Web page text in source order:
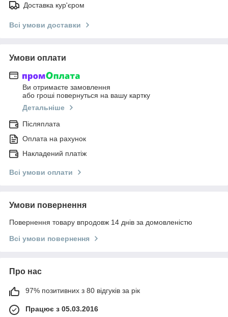
Доставка кур'єром
Всі умови доставки
Умови оплати
Ви отримаєте замовлення
або гроші повернуться на вашу картку
Детальніше
Післяплата
Оплата на рахунок
Накладений платіж
Всі умови оплати
Умови повернення
Повернення товару впродовж 14 днів за домовленістю
Всі умови повернення
Про нас
97% позитивних з 80 відгуків за рік
Працює з 05.03.2016